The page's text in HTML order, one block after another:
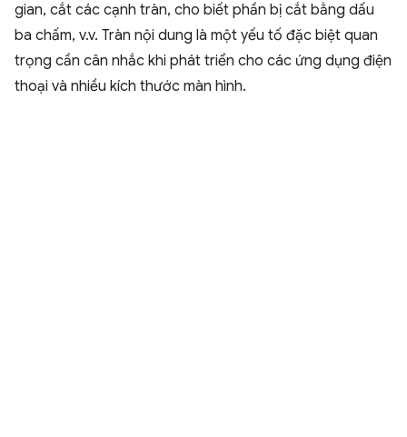
gian, cắt các cạnh tràn, cho biết phần bị cắt bằng dấu
ba chấm, v.v. Tràn nội dung là một yếu tố đặc biệt quan
trọng cần cân nhắc khi phát triển cho các ứng dụng điện
thoại và nhiều kích thước màn hình.